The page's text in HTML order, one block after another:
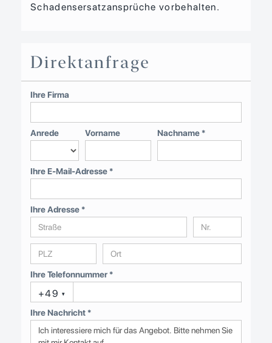
Schadensersatzansprüche vorbehalten.
Direktanfrage
Ihre Firma
Anrede Vorname Nachname *
Ihre E-Mail-Adresse *
Ihre Adresse *
Ihre Telefonnummer *
+49 ▾
Ihre Nachricht *